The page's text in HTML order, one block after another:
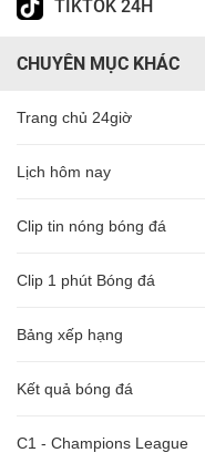
TIKTOK 24H
CHUYÊN MỤC KHÁC
Trang chủ 24giờ
Lịch hôm nay
Clip tin nóng bóng đá
Clip 1 phút Bóng đá
Bảng xếp hạng
Kết quả bóng đá
C1 - Champions League